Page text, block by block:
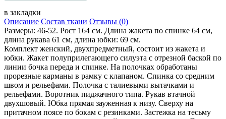
в закладки
Описание Состав ткани Отзывы (0)
Размеры: 46-52. Рост 164 см. Длина жакета по спинке 64 см,
длина рукава 61 см, длина юбки: 69 см.
Комплект женский, двухпредметный, состоит из жакета и
юбки. Жакет полуприлегающего силуэта с отрезной баской по
линии бочка переда и спинке. На полочках обработаны
прорезные карманы в рамку с клапаном. Спинка со средним
швом и рельефами. Полочка с талиевыми вытачками и
рельефами. Воротник пиджачного типа. Рукав втачной
двухшовый. Юбка прямая зауженная к низу. Сверху на
притачном поясе по бокам с резинками. Застежка на тесьму